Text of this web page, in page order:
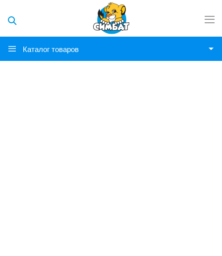
Каталог товаров